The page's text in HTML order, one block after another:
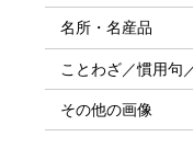
名所・名産品
ことわざ／慣用句
その他の画像